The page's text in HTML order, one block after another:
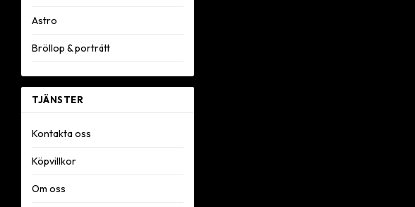
Astro
Bröllop & porträtt
TJÄNSTER
Kontakta oss
Köpvillkor
Om oss